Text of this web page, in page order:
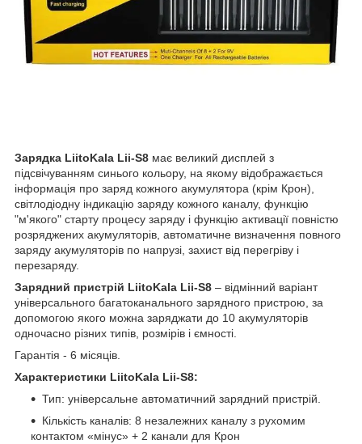
Зарядка LiitoKala Lii-S8 має великий дисплей з
підсвічуванням синього кольору, на якому відображається
інформація про заряд кожного акумулятора (крім Крон),
світлодіодну індикацію заряду кожного каналу, функцію
"м'якого" старту процесу заряду і функцію активації повністю
розряджених акумуляторів, автоматичне визначення повного
заряду акумуляторів по напрузі, захист від перегріву і
перезаряду.
Зарядний пристрій LiitoKala Lii-S8 – відмінний варіант
універсального багатоканального зарядного пристрою, за
допомогою якого можна заряджати до 10 акумуляторів
одночасно різних типів, розмірів і ємності.
Гарантія - 6 місяців.
Характеристики LiitoKala Lii-S8:
Тип: універсальне автоматичний зарядний пристрій.
Кількість каналів: 8 незалежних каналу з рухомим
контактом «мінус» + 2 канали для Крон